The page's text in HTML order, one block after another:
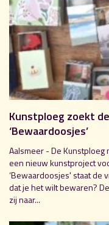
Kunstploeg zoekt
‘Bewaardoosjes’
Aalsmeer - De
een nieuw kunstproject
‘Bewaardoosjes' staat de
dat je het wilt bewaren?
zij naar...